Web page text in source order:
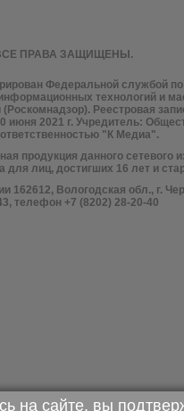
ВСЕ ПРАВА ЗАЩИЩЕНЫ.
Федеральной службой
технологий и
(Роскомнадзор). Реестровая
июня 2021 г. Учредитель:
"К Медиа".
продукция данного сетевого
для лиц, достигших 16 лет и
162612, Вологодская обл., г.
телефон +7 (8202) 28-20-40
на сайте, вы